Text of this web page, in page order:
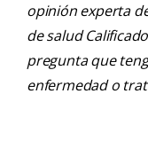
opinión experta
de salud
pregunta que
enfermedad o